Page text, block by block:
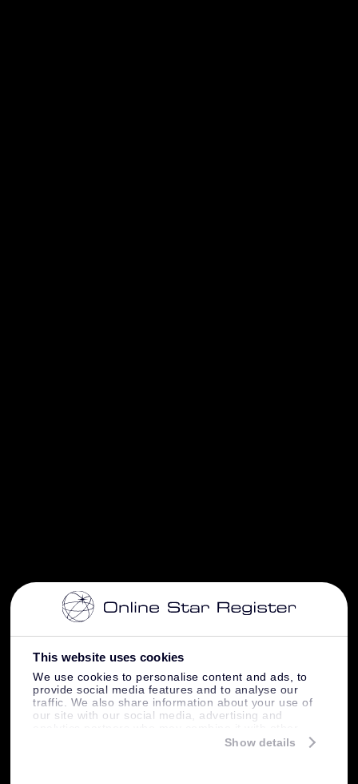
This website uses cookies
We use cookies to personalise content and ads, to
provide social media features and to analyse our
traffic. We also share information about your use of
our site with our social media, advertising and
information that you’ve provided to them or that
Show details